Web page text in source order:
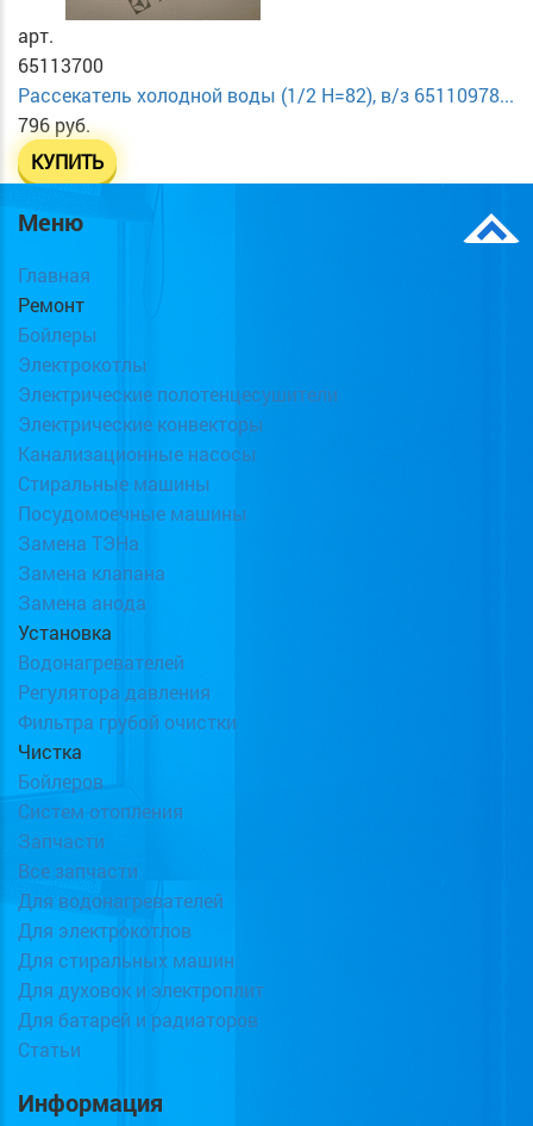
арт.
65113700
Рассекатель холодной воды (1/2 H=82), в/з 65110978...
796 руб.
КУПИТЬ
Меню
Главная
Ремонт
Бойлеры
Электрокотлы
Электрические полотенцесушители
Электрические конвекторы
Канализационные насосы
Стиральные машины
Посудомоечные машины
Замена ТЭНа
Замена клапана
Замена анода
Установка
Водонагревателей
Регулятора давления
Фильтра грубой очистки
Чистка
Бойлеров
Систем отопления
Запчасти
Все запчасти
Для водонагревателей
Для электрокотлов
Для стиральных машин
Для духовок и электроплит
Для батарей и радиаторов
Статьи
Информация